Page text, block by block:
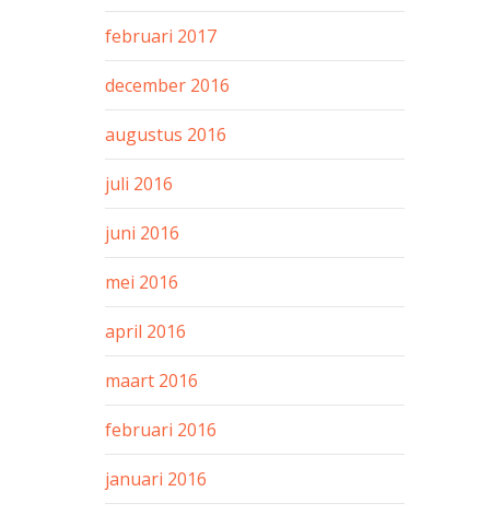
februari 2017
december 2016
augustus 2016
juli 2016
juni 2016
mei 2016
april 2016
maart 2016
februari 2016
januari 2016